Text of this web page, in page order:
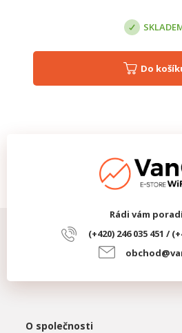
Do
Rádi vám
(+420) 246 035 451 /
O společnosti